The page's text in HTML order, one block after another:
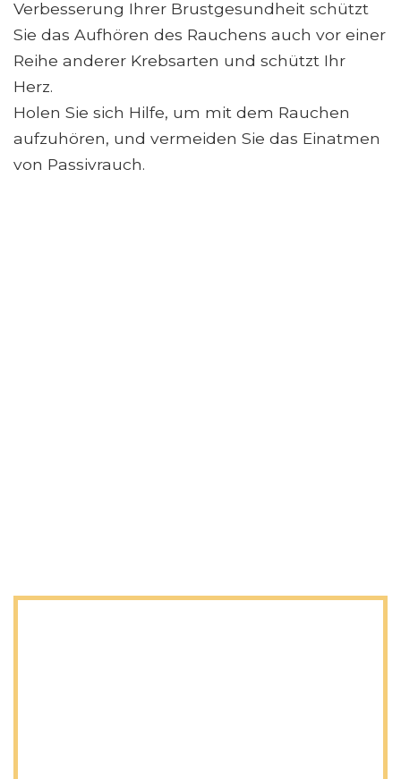
Verbesserung Ihrer Brustgesundheit schützt
Sie das Aufhören des Rauchens auch vor einer
Reihe anderer Krebsarten und schützt Ihr
Herz.
Holen Sie sich Hilfe, um mit dem Rauchen
aufzuhören, und vermeiden Sie das Einatmen
von Passivrauch.